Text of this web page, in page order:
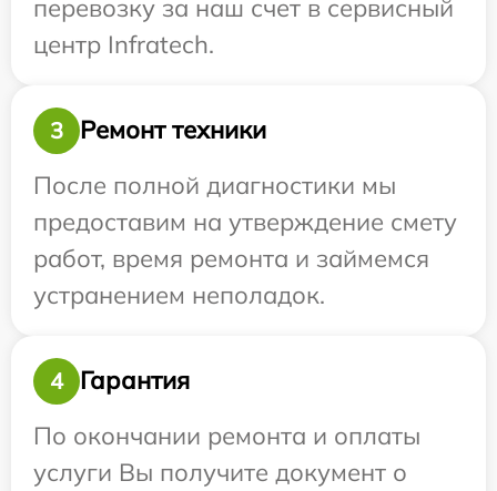
перевозку за наш счет в сервисный
центр Infratech.
3
Ремонт техники
После полной диагностики мы
предоставим на утверждение смету
работ, время ремонта и займемся
устранением неполадок.
4
Гарантия
По окончании ремонта и оплаты
услуги Вы получите документ о